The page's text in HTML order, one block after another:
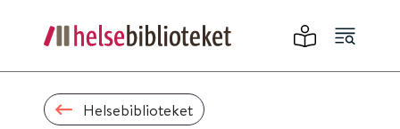
Helsebiblioteket